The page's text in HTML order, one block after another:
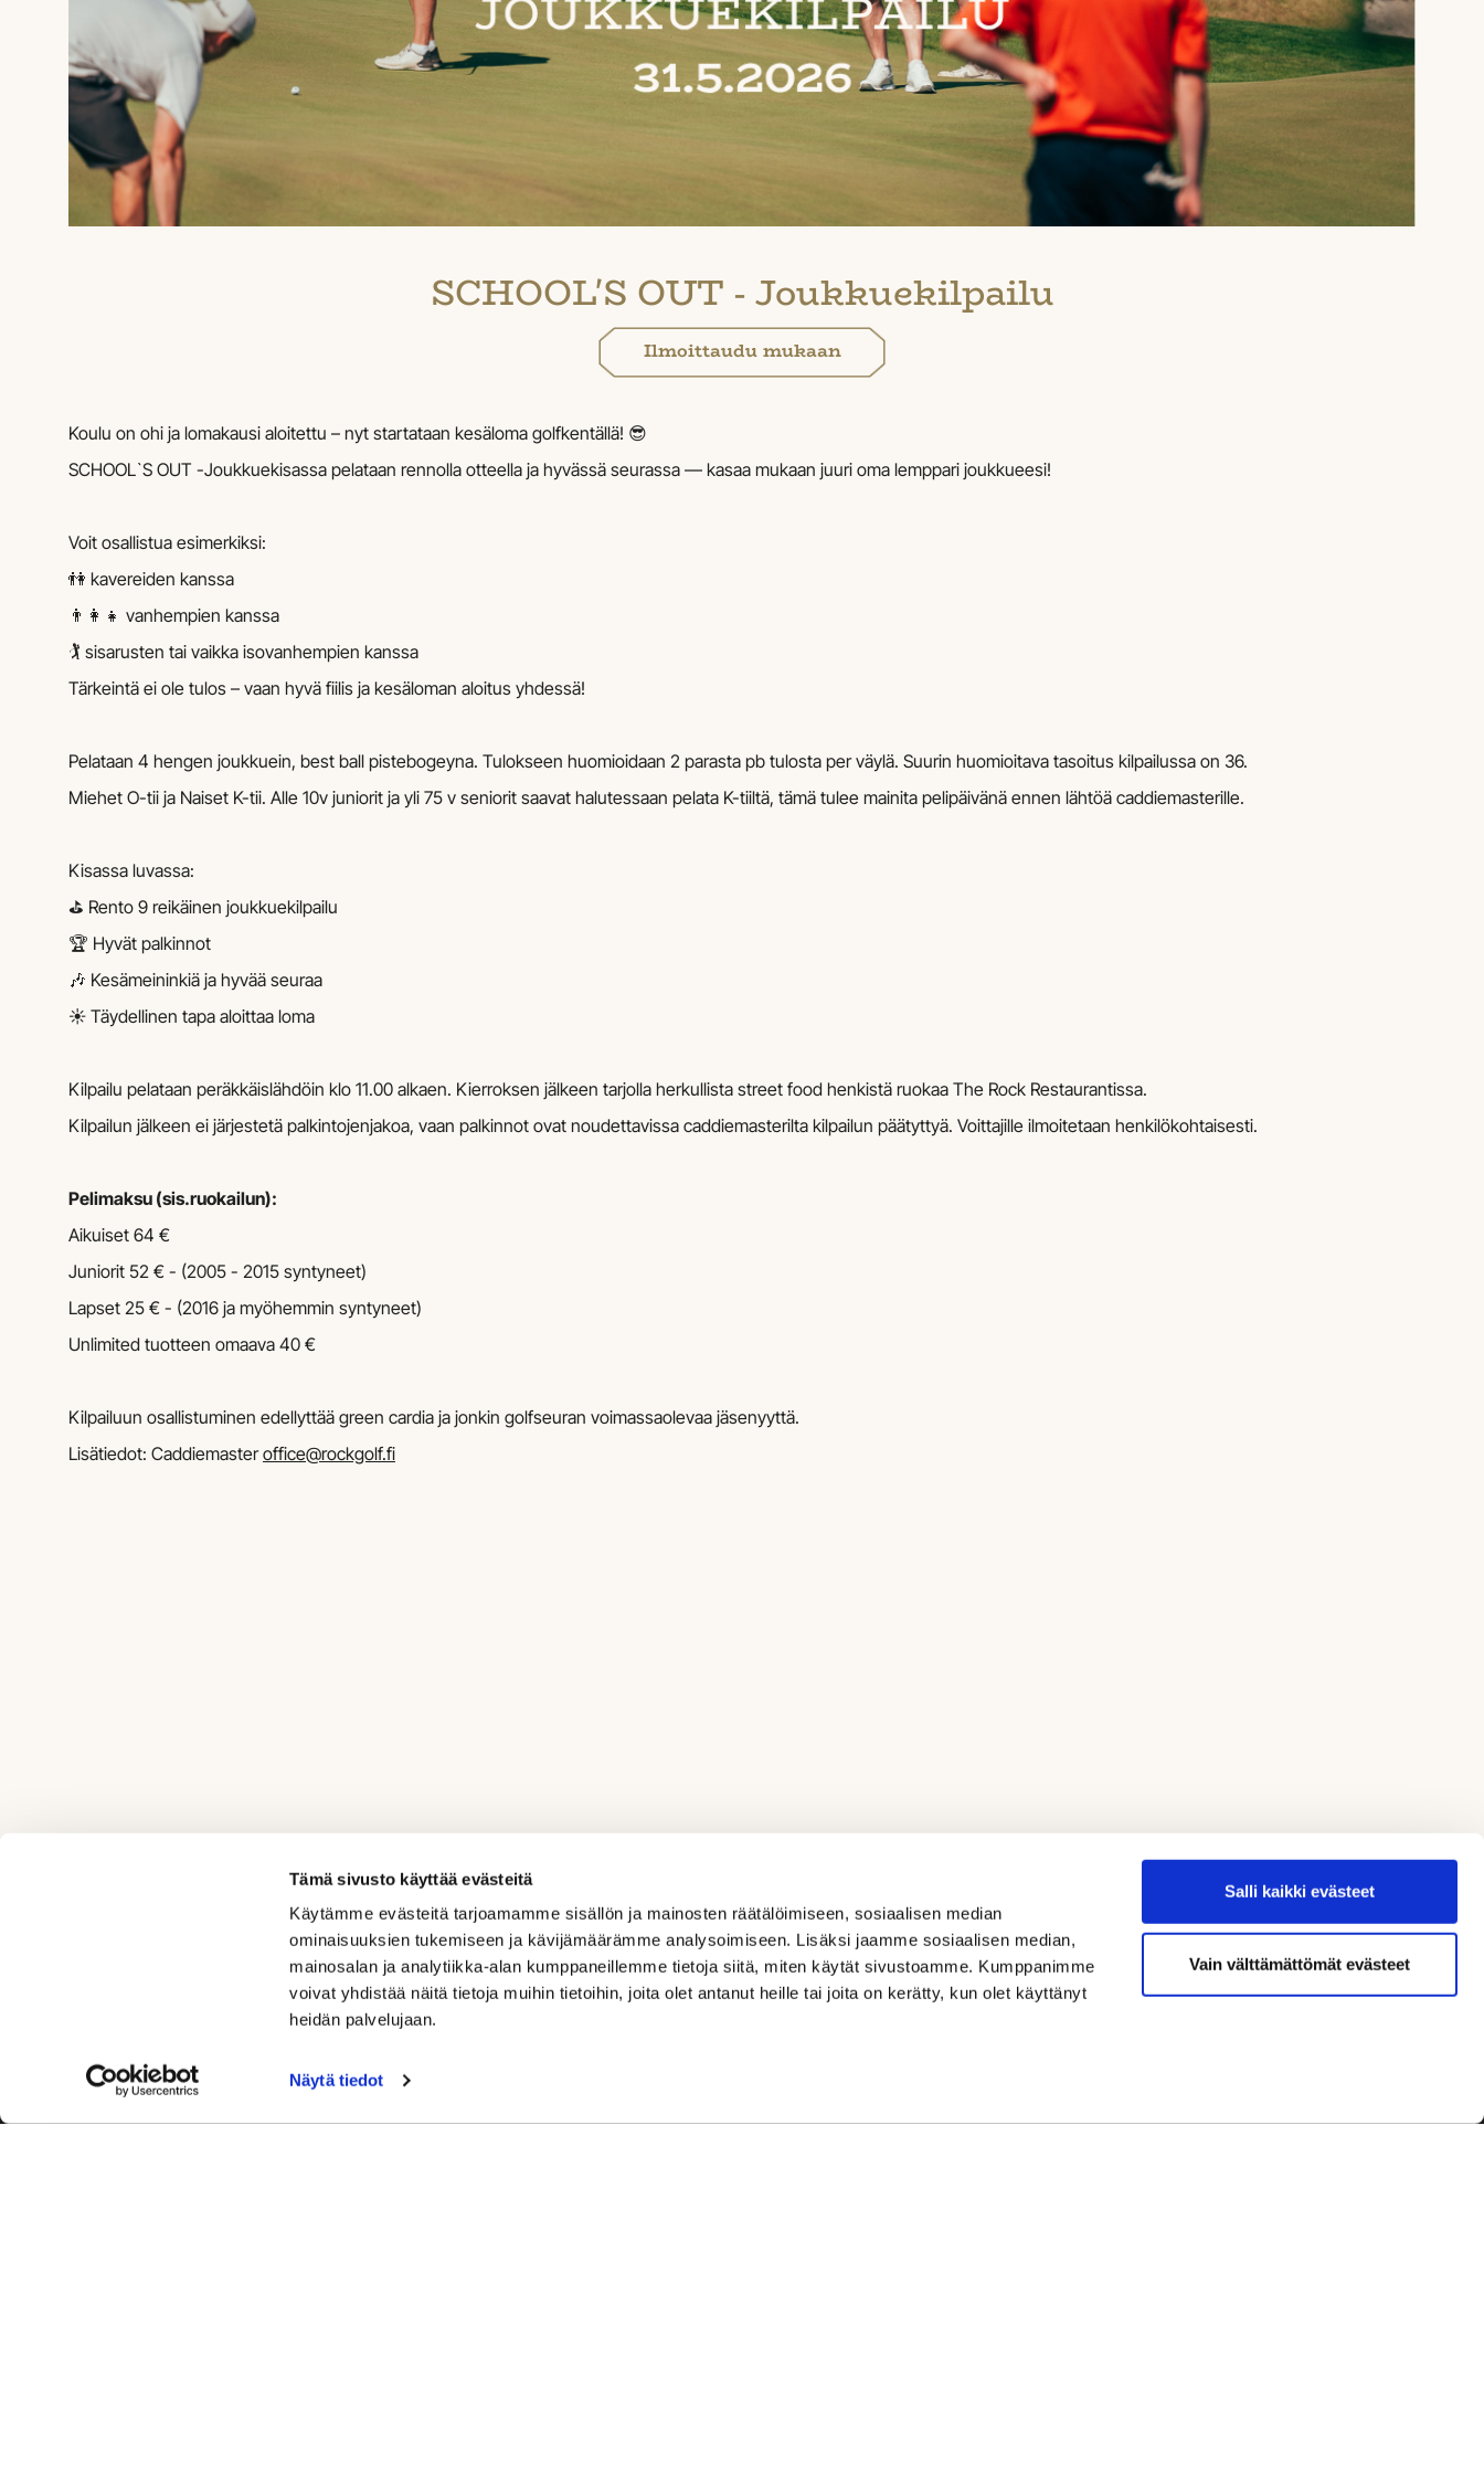
Tämä sivusto käyttää evästeitä
Käytämme evästeitä tarjoamamme sisällön ja mainosten räätälöimiseen, sosiaalisen median
ominaisuuksien tukemiseen ja kävijämäärämme analysoimiseen. Lisäksi jaamme sosiaalisen median,
mainosalan ja analytiikka-alan kumppaneillemme tietoja siitä, miten käytät sivustoamme. Kumppanimme
voivat yhdistää näitä tietoja muihin tietoihin, joita olet antanut heille tai joita on kerätty, kun olet käyttänyt
heidän palvelujaan.
Näytä tiedot
Salli kaikki evästeet
Vain välttämättömät evästeet
SCHOOL'S OUT - Joukkuekilpailu
Ilmoittaudu mukaan
Koulu on ohi ja lomakausi aloitettu – nyt startataan kesäloma golfkentällä! 😎
SCHOOL`S OUT -Joukkuekisassa pelataan rennolla otteella ja hyvässä seurassa — kasaa mukaan juuri oma lemppari joukkueesi!
Voit osallistua esimerkiksi:
👫 kavereiden kanssa
👨‍👩‍👧 vanhempien kanssa
🏌️ sisarusten tai vaikka isovanhempien kanssa
Tärkeintä ei ole tulos – vaan hyvä fiilis ja kesäloman aloitus yhdessä!
Pelataan 4 hengen joukkuein, best ball pistebogeyna. Tulokseen huomioidaan 2 parasta pb tulosta per väylä. Suurin huomioitava tasoitus kilpailussa on 36.
Miehet O-tii ja Naiset K-tii. Alle 10v juniorit ja yli 75 v seniorit saavat halutessaan pelata K-tiiltä, tämä tulee mainita pelipäivänä ennen lähtöä caddiemasterille.
Kisassa luvassa:
⛳ Rento 9 reikäinen joukkuekilpailu
🏆 Hyvät palkinnot
🎶 Kesämeininkiä ja hyvää seuraa
☀️ Täydellinen tapa aloittaa loma
Kilpailu pelataan peräkkäislähdöin klo 11.00 alkaen. Kierroksen jälkeen tarjolla herkullista street food henkistä ruokaa The Rock Restaurantissa.
Kilpailun jälkeen ei järjestetä palkintojenjakoa, vaan palkinnot ovat noudettavissa caddiemasterilta kilpailun päätyttyä. Voittajille ilmoitetaan henkilökohtaisesti.
Pelimaksu (sis.ruokailun):
Aikuiset 64 €
Juniorit 52 € - (2005 - 2015 syntyneet)
Lapset 25 € - (2016 ja myöhemmin syntyneet)
Unlimited tuotteen omaava 40 €
Kilpailuun osallistuminen edellyttää green cardia ja jonkin golfseuran voimassaolevaa jäsenyyttä.
Lisätiedot: Caddiemasteroffice@rockgolf.fi
+358 50554 9860
office@rockgolf.fi